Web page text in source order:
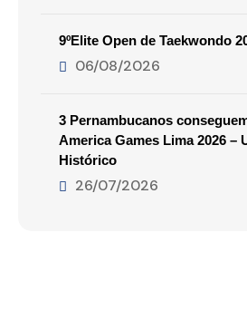
9ºElite Open de Taekwondo
06/08/2026
3 Pernambucanos
America Games Lima 2026 –
Histórico
26/07/2026